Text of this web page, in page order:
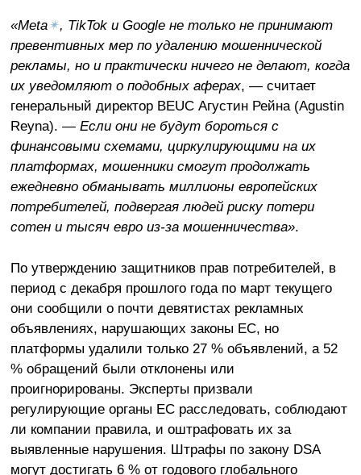
«Meta✴, TikTok и Google не только не принимают
превентивных мер по удалению мошеннической
рекламы, но и практически ничего не делают, когда
их уведомляют о подобных аферах, — считает
генеральный директор BEUC Агустин Рейна (Agustin
Reyna). — Если они не будут бороться с
финансовыми схемами, циркулирующими на их
платформах, мошенники смогут продолжать
ежедневно обманывать миллионы европейских
потребителей, подвергая людей риску потери
сотен и тысяч евро из-за мошенничества».
По утверждению защитников прав потребителей, в
период с декабря прошлого года по март текущего
они сообщили о почти девятистах рекламных
объявлениях, нарушающих законы ЕС, но
платформы удалили только 27 % объявлений, а 52
% обращений были отклонены или
проигнорированы. Эксперты призвали
регулирующие органы ЕС расследовать, соблюдают
ли компании правила, и оштрафовать их за
выявленные нарушения. Штрафы по закону DSA
могут достигать 6 % от годового глобального